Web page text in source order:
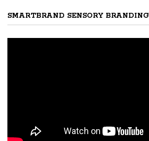
SMARTBRAND SENSORY BRANDING